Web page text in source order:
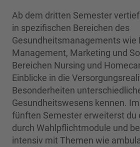
Ab dem dritten Semester
in spezifischen Bereichen des
Gesundheitsmanagements wie
Management, Marketing und
Bereichen Nursing und
Einblicke in die
Besonderheiten
Gesundheitswesens kennen.
fünften Semester erweiterst du
durch Wahlpflichtmodule und
intensiv mit Themen wie